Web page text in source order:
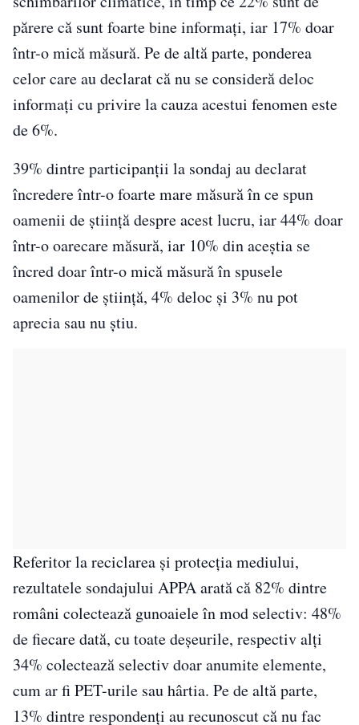
părere că sunt foarte bine informaţi, iar 17% doar
într-o mică măsură. Pe de altă parte, ponderea
celor care au declarat că nu se consideră deloc
informaţi cu privire la cauza acestui fenomen este
de 6%.
39% dintre participanţii la sondaj au declarat
încredere într-o foarte mare măsură în ce spun
oamenii de ştiinţă despre acest lucru, iar 44% doar
într-o oarecare măsură, iar 10% din aceştia se
încred doar într-o mică măsură în spusele
oamenilor de ştiinţă, 4% deloc şi 3% nu pot
aprecia sau nu ştiu.
Referitor la reciclarea şi protecţia mediului,
rezultatele sondajului APPA arată că 82% dintre
români colectează gunoaiele în mod selectiv: 48%
de fiecare dată, cu toate deşeurile, respectiv alţi
34% colectează selectiv doar anumite elemente,
cum ar fi PET-urile sau hârtia. Pe de altă parte,
13% dintre respondenţi au recunoscut că nu fac